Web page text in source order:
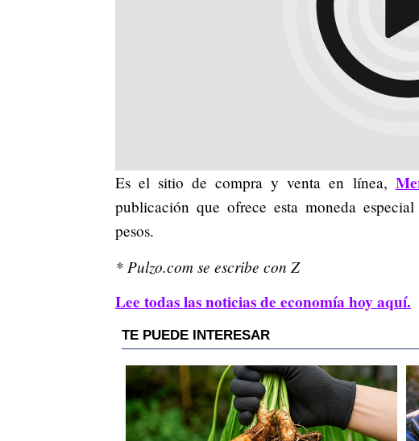
Es el sitio de compra y venta en línea,
publicación que ofrece esta moneda
pesos.
* Pulzo.com se escribe con Z
Lee todas las noticias de economía hoy aquí.